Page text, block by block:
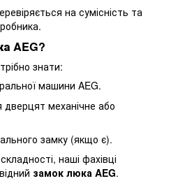
на сумісність та
AEG?
знати:
машини AEG.
дверцят механічне або
замку (якщо є).
наші фахівці
замок люка AEG.